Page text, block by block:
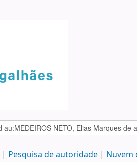
Pesquisa de autoridade Nuvem